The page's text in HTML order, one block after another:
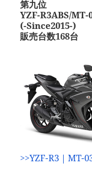
第九位
YZF-R3ABS/MT-
(-Since2015-)
販売台数168台
>>YZF-R3｜MT-